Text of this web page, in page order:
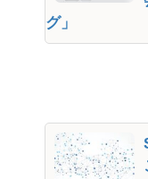
グ」